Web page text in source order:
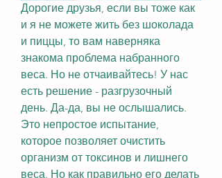
Дорогие друзья, если вы тоже как
и я не можете жить без шоколада
и пиццы, то вам наверняка
знакома проблема набранного
веса. Но не отчаивайтесь! У нас
есть решение - разгрузочный
день. Да-да, вы не ослышались.
Это непростое испытание,
которое позволяет очистить
организм от токсинов и лишнего
веса. Но как правильно его делать